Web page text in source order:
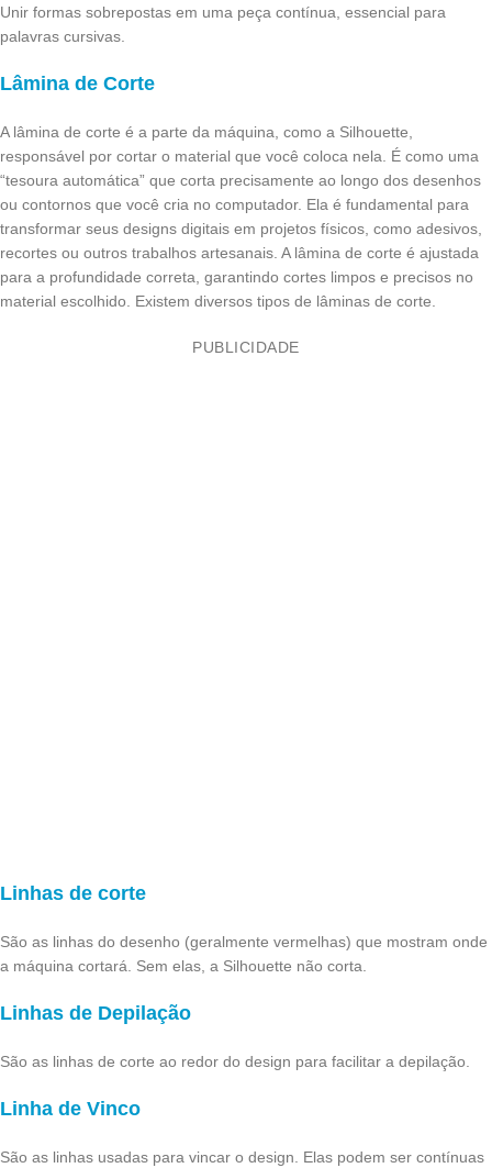
Unir formas sobrepostas em uma peça contínua, essencial para
palavras cursivas.
Lâmina de Corte
A lâmina de corte é a parte da máquina, como a Silhouette,
responsável por cortar o material que você coloca nela. É como uma
“tesoura automática” que corta precisamente ao longo dos desenhos
ou contornos que você cria no computador. Ela é fundamental para
transformar seus designs digitais em projetos físicos, como adesivos,
recortes ou outros trabalhos artesanais. A lâmina de corte é ajustada
para a profundidade correta, garantindo cortes limpos e precisos no
material escolhido. Existem diversos tipos de lâminas de corte.
PUBLICIDADE
Linhas de corte
São as linhas do desenho (geralmente vermelhas) que mostram onde
a máquina cortará. Sem elas, a Silhouette não corta.
Linhas de Depilação
São as linhas de corte ao redor do design para facilitar a depilação.
Linha de Vinco
São as linhas usadas para vincar o design. Elas podem ser contínuas